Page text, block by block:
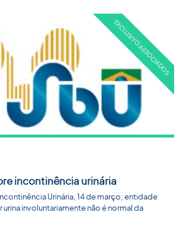
incontinência urinária
Urinária, 14 de março, entidade
involuntariamente não é normal da